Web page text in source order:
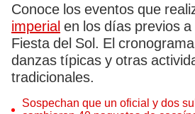
Conoce los eventos que
imperial en los días previos
Fiesta del Sol. El
danzas típicas y otras
tradicionales.
Sospechan que un oficial y dos